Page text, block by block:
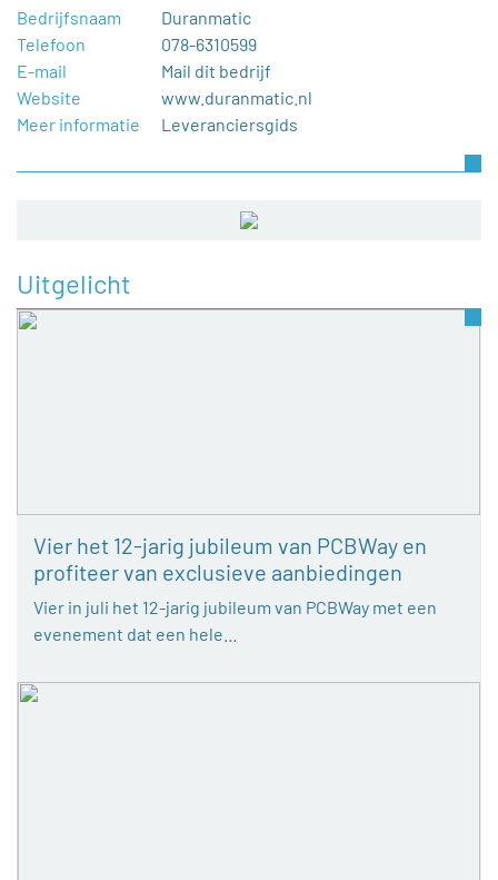
Bedrijfsnaam
Duranmatic
Telefoon
078-6310599
E-mail
Mail dit bedrijf
Website
www.duranmatic.nl
Meer informatie
Leveranciersgids
Uitgelicht
Vier het 12-jarig jubileum van PCBWay en
profiteer van exclusieve aanbiedingen
Vier in juli het 12-jarig jubileum van PCBWay met een
evenement dat een hele…